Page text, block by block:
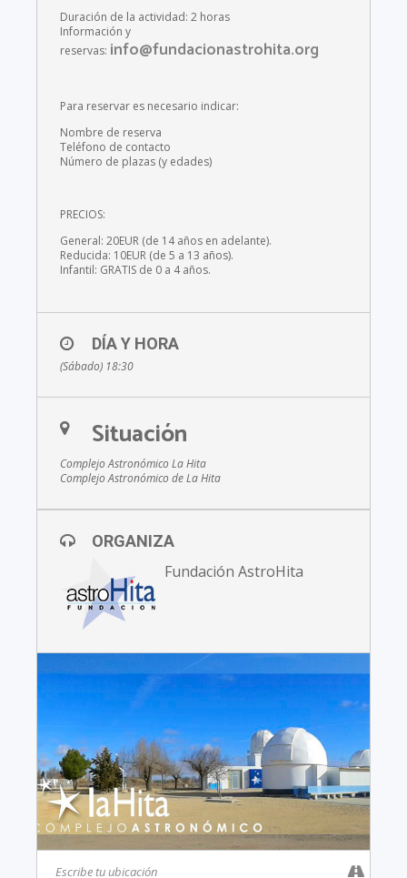
Duración de la actividad: 2 horas
Información y
reservas: info@fundacionastrohita.org
Para reservar es necesario indicar:
Nombre de reserva
Teléfono de contacto
Número de plazas (y edades)
PRECIOS:
General: 20EUR (de 14 años en adelante).
Reducida: 10EUR (de 5 a 13 años).
Infantil: GRATIS de 0 a 4 años.
DÍA Y HORA
(Sábado) 18:30
Situación
Complejo Astronómico La Hita
Complejo Astronómico de La Hita
ORGANIZA
Fundación AstroHita